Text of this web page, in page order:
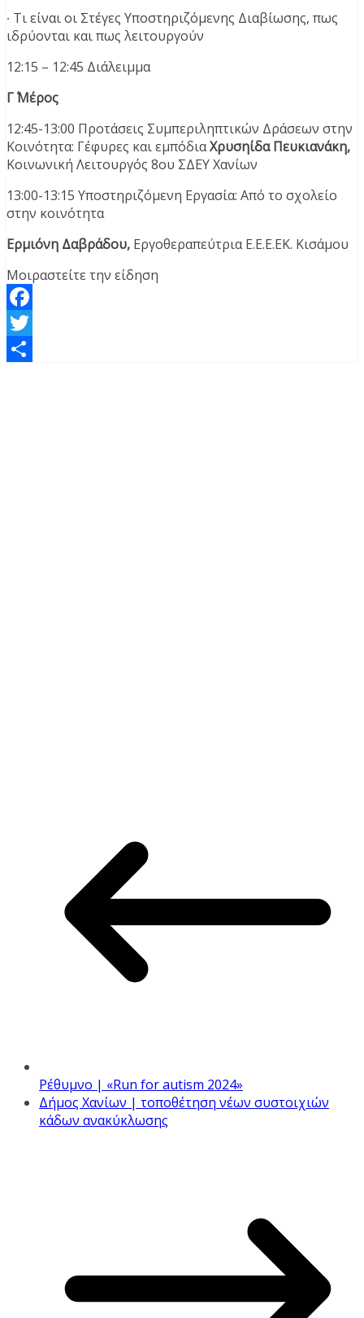
∙ Τι είναι οι Στέγες Υποστηριζόμενης Διαβίωσης, πως
ιδρύονται και πως λειτουργούν
12:15 – 12:45 Διάλειμμα
Γ΄ Μέρος
12:45-13:00 Προτάσεις Συμπεριληπτικών Δράσεων στην
Κοινότητα: Γέφυρες και εμπόδιαΧρυσηίδα Πευκιανάκη,
Κοινωνική Λειτουργός 8ου ΣΔΕΥ Χανίων
13:00-13:15 Υποστηριζόμενη Εργασία: Από το σχολείο
στην κοινότητα
Ερμιόνη Δαβράδου, Εργοθεραπεύτρια Ε.Ε.Ε.ΕΚ. Κισάμου
Μοιραστείτε την είδηση
Facebook
Twitter
Ρέθυμνο | «Run for autism 2024»
Δήμος Χανίων | τοποθέτηση νέων συστοιχιών
κάδων ανακύκλωσης